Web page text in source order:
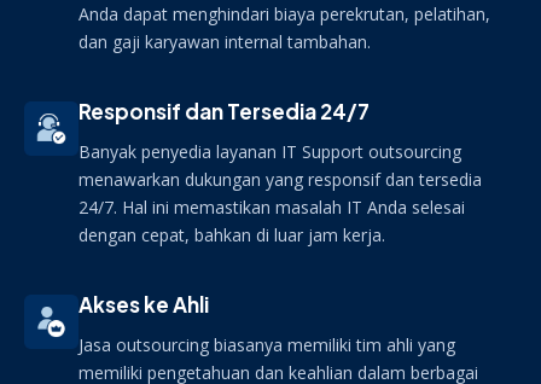
Anda dapat menghindari biaya perekrutan, pelatihan,
dan gaji karyawan internal tambahan.
Responsif dan Tersedia 24/7
Banyak penyedia layanan IT Support outsourcing
menawarkan dukungan yang responsif dan tersedia
24/7. Hal ini memastikan masalah IT Anda selesai
dengan cepat, bahkan di luar jam kerja.
Akses ke Ahli
Jasa outsourcing biasanya memiliki tim ahli yang
memiliki pengetahuan dan keahlian dalam berbagai